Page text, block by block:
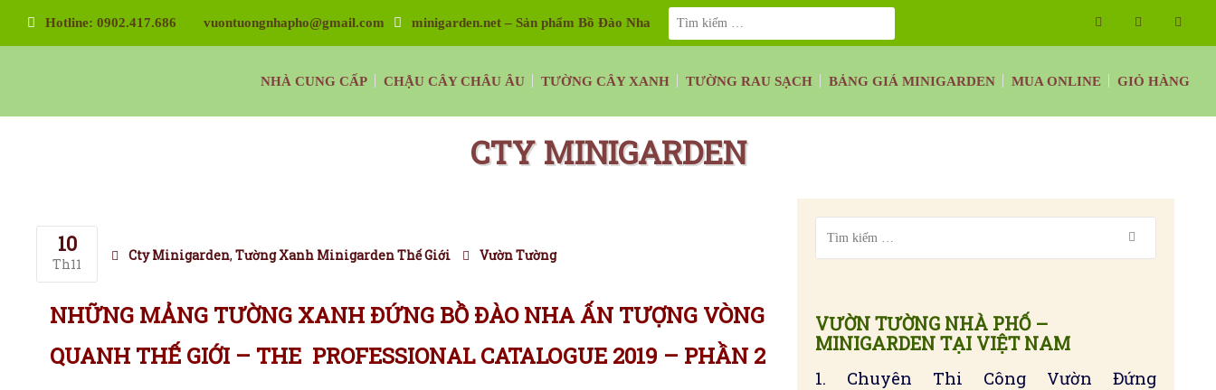
Hotline: 0902.417.686 vuontuongnhapho@gmail.com minigarden.net – Sản phẩm Bồ Đào Nha
Vườn Tường Nhà Phố Minigarden
NHÀ CUNG CẤP CHẬU CÂY CHÂU ÂU TƯỜNG CÂY XANH TƯỜNG RAU SẠCH BẢNG GIÁ MINIGARDEN MUA ONLINE GIỎ HÀNG
CTY MINIGARDEN
10
Th11
Cty Minigarden, Tường Xanh Minigarden Thế Giới Vườn Tường
NHỮNG MẢNG TƯỜNG XANH ĐỨNG BỒ ĐÀO NHA ẤN TƯỢNG VÒNG
QUANH THẾ GIỚI – THE PROFESSIONAL CATALOGUE 2019 – PHẦN 2
VƯỜN TƯỜNG NHÀ PHỐ –
MINIGARDEN TẠI VIỆT NAM
1. Chuyên Thi Công Vườn Đứng